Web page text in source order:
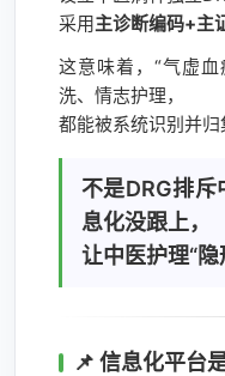
采用主诊断编码+主
这意味着，“气虚
洗、情志护理，
都能被系统识别并归
不是DRG排斥
息化没跟上，
让中医护理“隐
📌 信息化平台